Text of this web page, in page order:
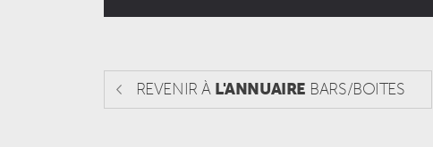
REVENIR À L'ANNUAIRE BARS/BOITES